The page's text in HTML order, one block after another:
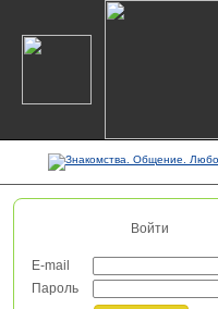
Войти
E-mail
Пароль